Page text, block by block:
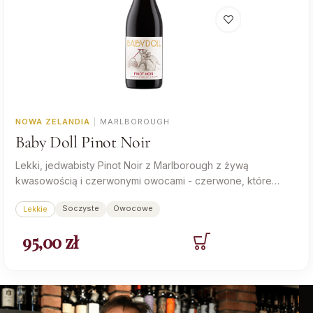
NOWA ZELANDIA MARLBOROUGH
Baby Doll Pinot Noir
Lekki, jedwabisty Pinot Noir z Marlborough z żywą
kwasowością i czerwonymi owocami - czerwone, które
Lekkie Soczyste Owocowe
95,00zł